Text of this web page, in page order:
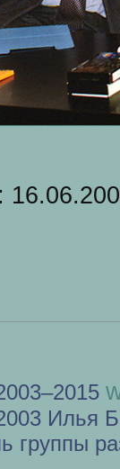
Илья
группы